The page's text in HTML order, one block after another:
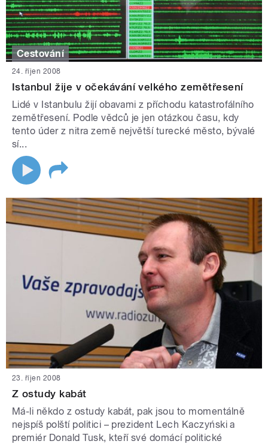
Cestování
24. říjen 2008
Istanbul žije v očekávání velkého zemětřesení
Lidé v Istanbulu žijí obavami z příchodu katastrofálního
zemětřesení. Podle vědců je jen otázkou času, kdy
tento úder z nitra země největší turecké město, bývalé
sí...
23. říjen 2008
Z ostudy kabát
Má-li někdo z ostudy kabát, pak jsou to momentálně
nejspíš polští politici – prezident Lech Kaczyński a
premiér Donald Tusk, kteří své domácí politické